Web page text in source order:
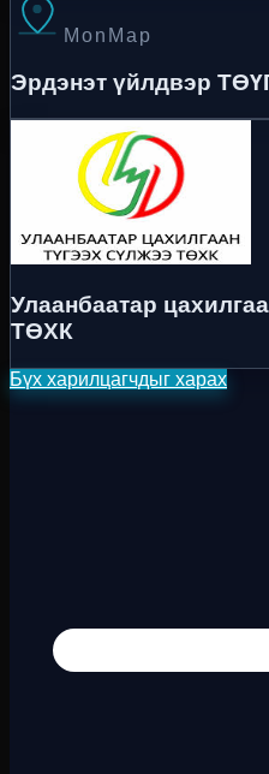
MonMap
Эрдэнэт үйлдвэр
Улаанбаатар
ТӨХК
Бүх харилцагчдыг харах